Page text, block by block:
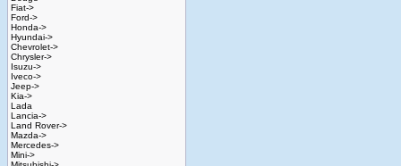
Fiat->
Ford->
Honda->
Hyundai->
Chevrolet->
Chrysler->
Isuzu->
Iveco->
Jeep->
Kia->
Lada
Lancia->
Land Rover->
Mazda->
Mercedes->
Mini->